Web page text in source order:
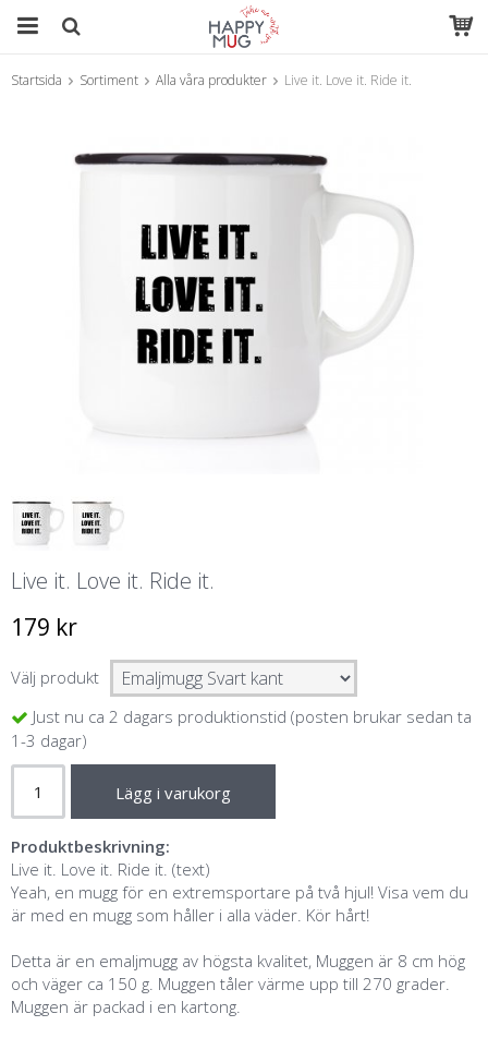
Startsida Sortiment Alla våra produkter Live it. Love it. Ride it.
Live it. Love it. Ride it.
179 kr
Välj produkt
Just nu ca 2 dagars produktionstid (posten brukar sedan ta
1-3 dagar)
Lägg i varukorg
Produktbeskrivning:
Live it. Love it. Ride it. (text)
Yeah, en mugg för en extremsportare på två hjul! Visa vem du
är med en mugg som håller i alla väder. Kör hårt!
Detta är en emaljmugg av högsta kvalitet, Muggen är 8 cm hög
och väger ca 150 g. Muggen tåler värme upp till 270 grader.
Muggen är packad i en kartong.